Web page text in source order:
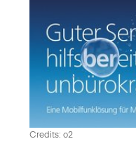
Credits: o2